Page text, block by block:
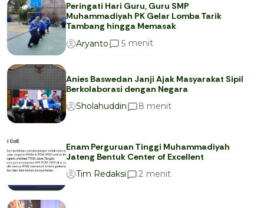
Peringati Hari Guru, Guru SMP
Muhammadiyah PK Gelar Lomba Tarik
Tambang hingga Memasak
Aryanto
5 menit
Anies Baswedan Janji Ajak Masyarakat Sipil
Berkolaborasi dengan Negara
Sholahuddin
8 menit
Enam Perguruan Tinggi Muhammadiyah
Jateng Bentuk Center of Excellent
Tim Redaksi
2 menit